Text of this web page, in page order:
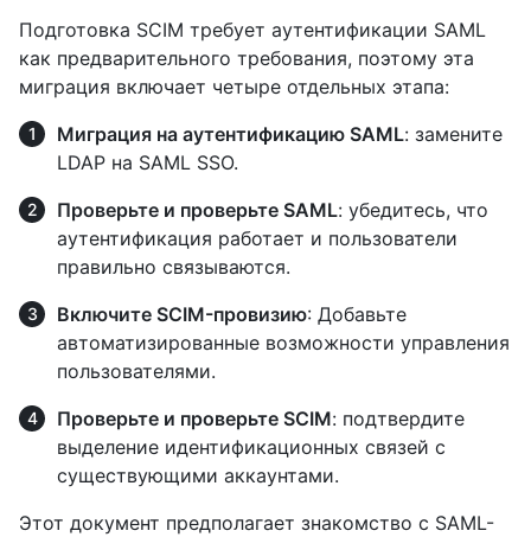
Подготовка SCIM требует аутентификации SAML
как предварительного требования, поэтому эта
миграция включает четыре отдельных этапа:
Миграция на аутентификацию SAML: замените
LDAP на SAML SSO.
Проверьте и проверьте SAML: убедитесь, что
аутентификация работает и пользователи
правильно связываются.
Включите SCIM-провизию: Добавьте
автоматизированные возможности управления
пользователями.
Проверьте и проверьте SCIM: подтвердите
выделение идентификационных связей с
существующими аккаунтами.
Этот документ предполагает знакомство с SAML-